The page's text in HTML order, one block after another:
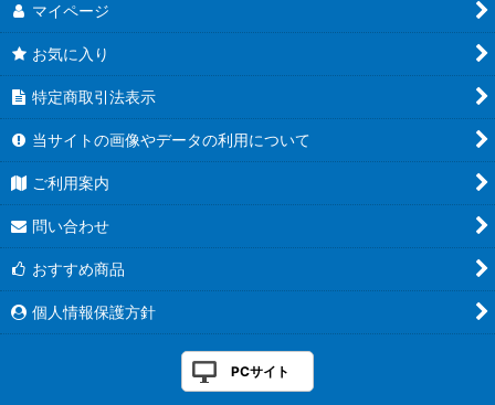
マイページ
お気に入り
特定商取引法表示
当サイトの画像やデータの利用について
ご利用案内
問い合わせ
おすすめ商品
個人情報保護方針
PCサイト